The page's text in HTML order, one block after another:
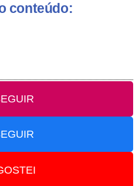
conteúdo: